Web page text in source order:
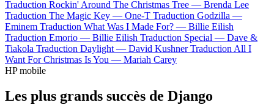
Traduction Rockin' Around The Christmas Tree — Brenda Lee
Traduction The Magic Key — One-T Traduction Godzilla —
Eminem Traduction What Was I Made For? — Billie Eilish
Traduction Emorio — Billie Eilish Traduction Special — Dave &
Tiakola Traduction Daylight — David Kushner Traduction All I
Want For Christmas Is You — Mariah Carey
HP mobile
Les plus grands succès de Django